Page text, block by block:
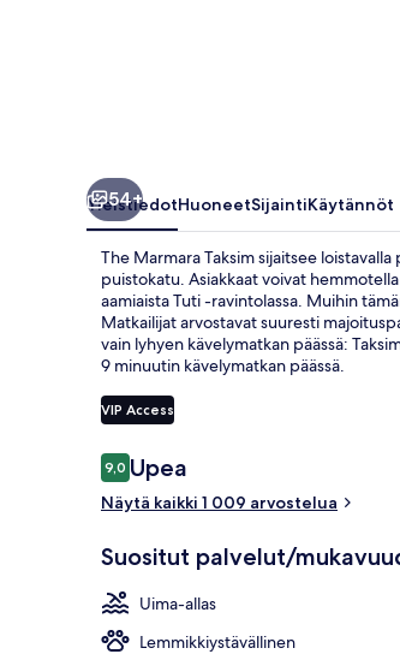
54+
YleistiedotHuoneetSijaintiKäytännöt
The Marmara Taksim sijaitsee
puistokatu. Asiakkaat voivat
aamiaista Tuti -ravintolassa. Muihin
Matkailijat arvostavat suuresti
vain lyhyen kävelymatkan päässä:
9 minuutin kävelymatkan päässä.
VIP Access
Arvostelut
9,09,0 kautta 10.
Upea
Näytä kaikki 1 009 arvostelua
Suositut palvelut/
Uima-allas
Lemmikkiystävällinen